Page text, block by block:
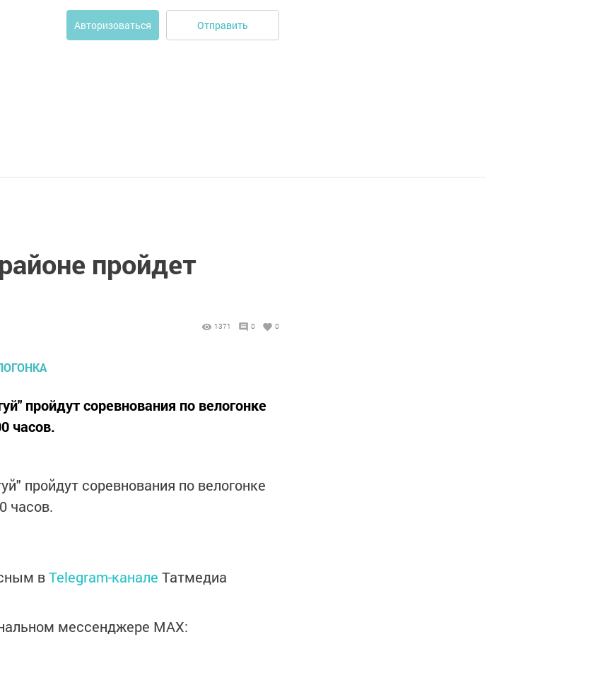
Авторизоваться Отправить
пройдет
1371 0 0
пройдут соревнования по велогонке
часов.
пройдут соревнования по велогонке
часов.
вTelegram-канале Татмедиа
мессенджере MАХ: